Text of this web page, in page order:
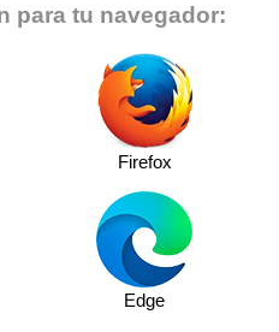
para tu navegador:
Firefox
Edge